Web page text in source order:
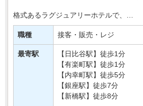
格式あるラグジュアリーホテルで、
ゲストサービススタッフを募集します。
お任せするのは、お客様のお荷物のお
リムジンバスの予約対・・・
職種 接客・販売・レジ
最寄駅
【日比谷駅】徒歩1分
【有楽町駅】徒歩1分
【内幸町駅】徒歩5分
【銀座駅】徒歩7分
【新橋駅】徒歩8分